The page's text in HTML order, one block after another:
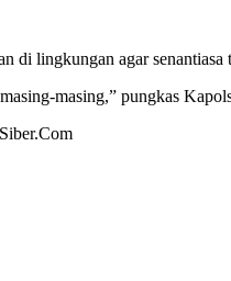
lingkungan agar
masing,” pungkas